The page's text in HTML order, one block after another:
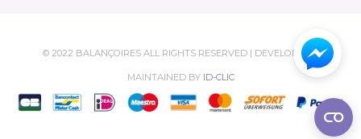
© 2022 BALANÇOIRES ALL RIGHTS RESERVED | DEVELOPED &
MAINTAINED BY ID-CLIC